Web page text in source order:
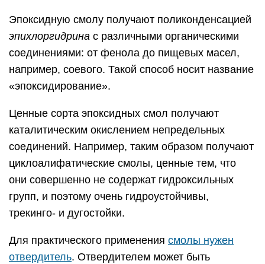
Эпоксидную смолу получают поликонденсацией
эпихлоргидрина с различными органическими
соединениями: от фенола до пищевых масел,
например, соевого. Такой способ носит название
«эпоксидирование».
Ценные сорта эпоксидных смол получают
каталитическим окислением непредельных
соединений. Например, таким образом получают
циклоалифатические смолы, ценные тем, что
они совершенно не содержат гидроксильных
групп, и поэтому очень гидроустойчивы,
трекинго- и дугостойки.
Для практического применения смолы нужен
отвердитель. Отвердителем может быть